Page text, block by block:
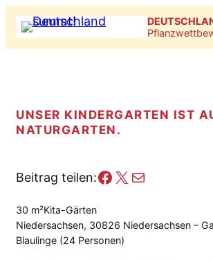
Zum
Inhalt
springen
UNSER KINDERGARTEN IST
NATURGARTEN.
Beitrag teilen:Facebook
X E-Mail
30 m²Kita-Gärten
Niedersachsen, 30826 Niedersachsen –
Blaulinge (24 Personen)